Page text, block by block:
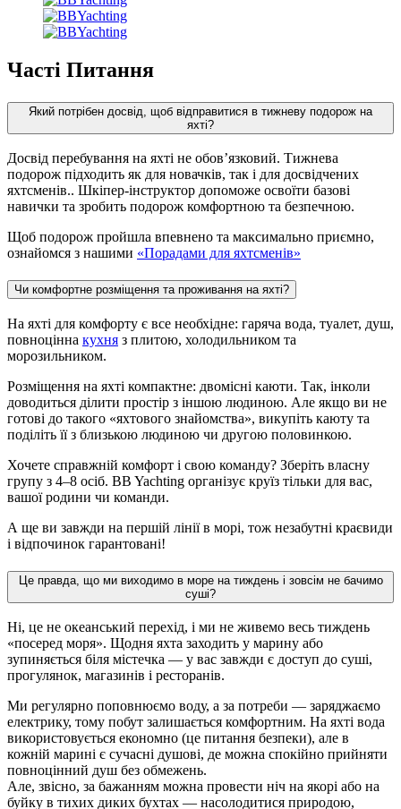
Часті Питання
Який потрібен досвід, щоб відправитися в тижневу подорож на
яхті?
Досвід перебування на яхті не обов’язковий. Тижнева
подорож підходить як для новачків, так і для досвідчених
яхтсменів.. Шкіпер-інструктор допоможе освоїти базові
навички та зробить подорож комфортною та безпечною.
Щоб подорож пройшла впевнено та максимально приємно,
ознайомся з нашими «Порадами для яхтсменів»
Чи комфортне розміщення та проживання на яхті?
На яхті для комфорту є все необхідне: гаряча вода, туалет, душ,
повноцінна кухня з плитою, холодильником та
морозильником.
Розміщення на яхті компактне: двомісні каюти. Так, інколи
доводиться ділити простір з іншою людиною. Але якщо ви не
готові до такого «яхтового знайомства», викупіть каюту та
поділіть її з близькою людиною чи другою половинкою.
Хочете справжній комфорт і свою команду? Зберіть власну
групу з 4–8 осіб. BB Yachting організує круїз тільки для вас,
вашої родини чи команди.
А ще ви завжди на першій лінії в морі, тож незабутні краєвиди
і відпочинок гарантовані!
Це правда, що ми виходимо в море на тиждень і зовсім не бачимо
суші?
Ні, це не океанський перехід, і ми не живемо весь тиждень
«посеред моря». Щодня яхта заходить у марину або
зупиняється біля містечка — у вас завжди є доступ до суші,
прогулянок, магазинів і ресторанів.
Ми регулярно поповнюємо воду, а за потреби — заряджаємо
електрику, тому побут залишається комфортним. На яхті вода
використовується економно (це питання безпеки), але в
кожній марині є сучасні душові, де можна спокійно прийняти
повноцінний душ без обмежень.
Але, звісно, за бажанням можна провести ніч на якорі або на
буйку в тихих диких бухтах — насолодитися природою,